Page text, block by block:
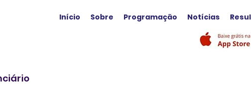
Início Sobre Programação Notícias